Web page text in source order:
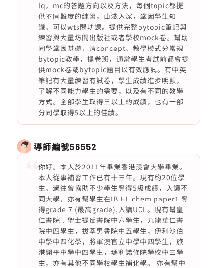
lq，mc的答題方向以及方法，每個topic都提
供不同難度的練習，由淺入深，鞏固學生知
識。可以wts問功課。提供完整bytopic筆記與
練習與大量坊間出版社或者學校mock卷。幫助
同學鞏固基礎，清concept。教學模式分常規
bytopic教學，操卷班，通常學生考試前都會提
供mock卷或bytopic題目以有效應試。有中英
筆記有大量練習有試卷，學生成績進步明顯，
了解不同能力學生的需要，以及有不同的教學
方式。全部學生取得三以上的成績，也有一部
分同學取得5以上的佳績。
導師編號56552
你好。本人於2011年畢業香港浸會大學畢業。
本人從事補習工作已有十三年。現有約20位學
生。過往曾協助不少學生奪得5級成績，入讀不
同大學。亦有幫學生在IB HL chem paper1 奪
得grade 7 (最高grade),入讀UCL。現有幫皇
仁書院﹑聖士提反書院中六學生，九龍華仁書
院中四學生，拔萃男書院中五學生，伊利沙伯
中學中四化學，將軍澳官立中學中四學生，旅
港開平中學中四學生，瑪利諾修院學校中三學
生，亦有其他不同學校學生補化學。 亦有幫中